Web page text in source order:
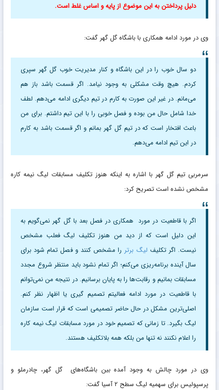
دلیل پرداختن به این موضوع از پایه و اساس غلط است.
وی در مورد ادامه همکاری با باشگاه گل گهر گفت:
دو سال خوب را در این باشگاه و کنار مدیریت خوب گل گهر سپری
کردم. هیچ وقت مشکلی به وجود نیامد. اگر قسمت باشد باز هم
می‌مانم. در غیر این صورت به کارم در تیم دیگری ادامه می‌دهم. لطف
خدا شامل حال من بوده و فصل خوبی را با این تیم داشتم. برای من
باعث افتخار است که در تیم گل گهر بمانم و اگر قسمت باشد به کارم
در این تیم ادامه می‌دهم.
سرمربی تیم گل گهر با اشاره به اینکه هنوز تکلیف مسابقات لیگ نیمه کاره
مشخص نشده است تصریح کرد:
اگر با قاطعیت در مورد همکاری در فصل بعد با گل گهر نمی‌گویم به
این دلیل است که از دید من هنوز تکلیف لیگ فعلب مشخص
نیست. اگر تکلیف لیگ برتر را مشخص کنند و فصل تمام شود برای
سال آینده برنامه‌ریزی می‌کنم؛ اگر تمام نشود باید منتظر شروع مجدد
مسابقات بمانیم و رقابت‌ها را به پایان برسانیم. در نتیجه من نمی‌توانم
با قاطعیت در مورد ادامه فعالیتم تصمیم گیری یا اظهار نظر کنم.
اصلی‌ترین مشکل در حال حاضر تصمیمی است که قرار است سازمان
لیگ بگیرد. تا زمانی که تصمیم خود در مورد مسابقات لیگ نیمه کاره
را اعلام نکنند نه تنها من بلکه همه بلاتکلیف هستند.
وی در مورد چالش به وجود آمده بین باشگاه‌های گل گهر، چادرملو و
پرسپولیس برای سهمیه لیگ سطح ۲ آسیا گفت: